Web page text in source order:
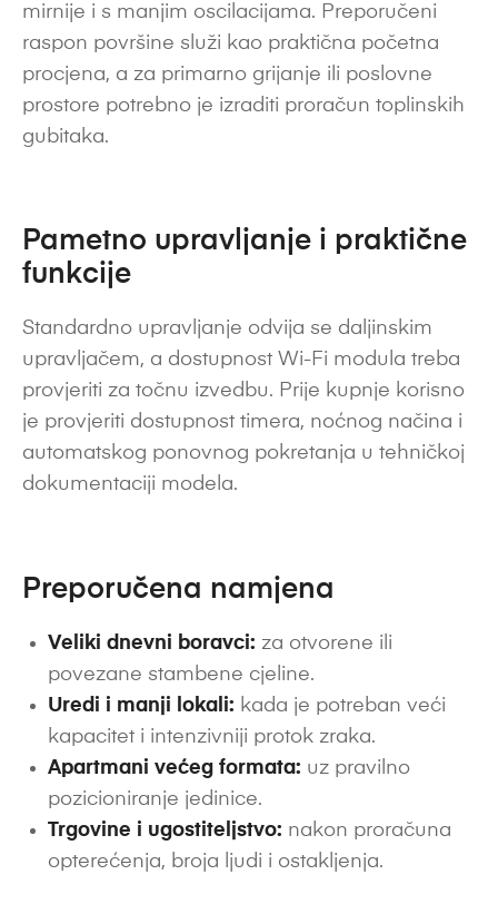
mirnije i s manjim oscilacijama. Preporučeni
raspon površine služi kao praktična početna
procjena, a za primarno grijanje ili poslovne
prostore potrebno je izraditi proračun toplinskih
gubitaka.
Pametno upravljanje i praktične
funkcije
Standardno upravljanje odvija se daljinskim
upravljačem, a dostupnost Wi-Fi modula treba
provjeriti za točnu izvedbu. Prije kupnje korisno
je provjeriti dostupnost timera, noćnog načina i
automatskog ponovnog pokretanja u tehničkoj
dokumentaciji modela.
Preporučena namjena
Veliki dnevni boravci: za otvorene ili
povezane stambene cjeline.
Uredi i manji lokali: kada je potreban veći
kapacitet i intenzivniji protok zraka.
Apartmani većeg formata: uz pravilno
pozicioniranje jedinice.
Trgovine i ugostiteljstvo: nakon proračuna
opterećenja, broja ljudi i ostakljenja.